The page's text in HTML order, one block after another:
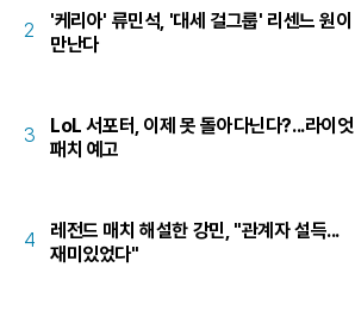
2
'케리아' 류민석, '대세 걸그룹' 리센느 원이
만난다
3
LoL 서포터, 이제 못 돌아다닌다?...라이엇
패치 예고
4
레전드 매치 해설한 강민, "관계자 설득...
재미있었다"